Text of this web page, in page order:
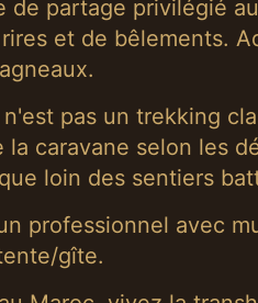
de partage privilégié
et de bêlements.
pas un trekking
caravane selon les
loin des sentiers
professionnel avec
gîte.